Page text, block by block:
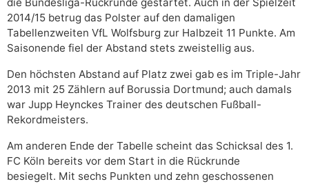
2014/15 betrug das Polster auf den damaligen
Tabellenzweiten VfL Wolfsburg zur Halbzeit 11 Punkte. Am
Saisonende fiel der Abstand stets zweistellig aus.
Den höchsten Abstand auf Platz zwei gab es im Triple-Jahr
2013 mit 25 Zählern auf Borussia Dortmund; auch damals
war Jupp Heynckes Trainer des deutschen Fußball-
Rekordmeisters.
Am anderen Ende der Tabelle scheint das Schicksal des 1.
FC Köln bereits vor dem Start in die Rückrunde
besiegelt. Mit sechs Punkten und zehn geschossenen